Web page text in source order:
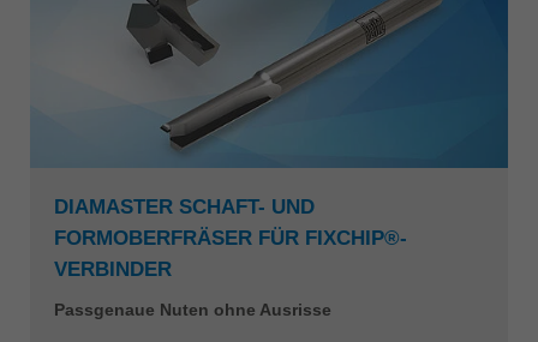
DIAMASTER SCHAFT- UND
FORMOBERFRÄSER FÜR FIXCHIP®-
VERBINDER
Passgenaue Nuten ohne Ausrisse